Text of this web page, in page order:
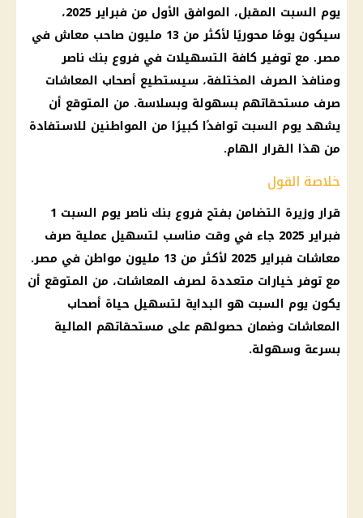
يوم السبت المقبل، الموافق الأول من فبراير 2025،
سيكون يومًا محوريًا لأكثر من 13 مليون صاحب معاش في
مصر. مع توفير كافة التسهيلات في فروع بنك ناصر
ومنافذ الصرف المختلفة، سيستطيع أصحاب المعاشات
صرف مستحقاتهم بسهولة وبسلاسة. من المتوقع أن
يشهد يوم السبت توافدًا كبيرًا من المواطنين للاستفادة
من هذا القرار الهام.
خلاصة القول
قرار وزيرة التضامن بفتح فروع بنك ناصر يوم السبت 1
فبراير 2025 جاء في وقت مناسب لتسهيل عملية صرف
معاشات فبراير 2025 لأكثر من 13 مليون مواطن في مصر.
مع توفر خيارات متعددة لصرف المعاشات، من المتوقع أن
يكون يوم السبت هو البداية لتسهيل حياة أصحاب
المعاشات وضمان حصولهم على مستحقاتهم المالية
بسرعة وسهولة.